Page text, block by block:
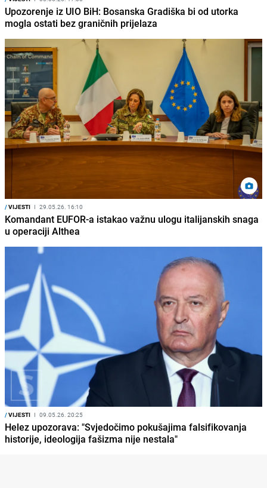
Upozorenje iz UIO BiH: Bosanska Gradiška bi od utorka
mogla ostati bez graničnih prijelaza
/VIJESTI I 29.05.26. 16:10
Komandant EUFOR-a istakao važnu ulogu italijanskih snaga
u operaciji Althea
/VIJESTI I 09.05.26. 20:25
Helez upozorava: "Svjedočimo pokušajima falsifikovanja
historije, ideologija fašizma nije nestala"